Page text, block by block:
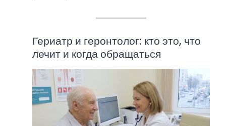
Гериатр и геронтолог: кто это, что
лечит и когда обращаться